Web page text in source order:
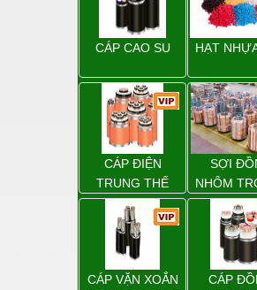
Dụng cụ cầm tay
Dụng cụ cắt gọt
Dụng cụ điện
Dụng cụ đo
Gỗ - Trang thiết bị
Hàn cắt - Thiết bị
Hóa chất-Trang thiết bị
Kệ công nghiệp
Khí nén - Thiết bị
KHÔNG
CÁP CAO SU HẠT
CÁP ĐIỆN
TRUNG THẾ
SỢI
NHÔM
THUẬT
CÁP VẶN XOẮN
CÁP